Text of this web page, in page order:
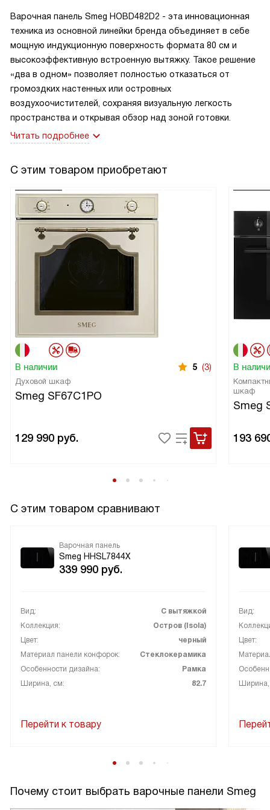
Варочная панель Smeg HOBD482D2 - эта инновационная
техника из основной линейки бренда объединяет в себе
мощную индукционную поверхность формата 80 см и
высокоэффективную встроенную вытяжку. Такое решение
«два в одном» позволяет полностью отказаться от
громоздких настенных или островных
воздухоочистителей, сохраняя визуальную легкость
пространства и открывая обзор над зоной готовки.
Читать подробнее
С этим товаром приобретают
В наличии 5 (3)
Духовой шкаф
Smeg SF67C1PO
129 990 руб.
В
шкаф
Smeg
193
С этим товаром сравнивают
Варочная панель
Smeg HHSL7844X
339 990 руб.
Вид:
С вытяжкой
Коллекция:
Остров (Isola)
Цвет:
черный
Материал панели конфорок:
Стеклокерамика
Особенности дизайна:
Рамка
Ширина, см:
82.7
Перейти к товару
Вид:
Цвет:
Почему стоит выбрать варочные панели Smeg